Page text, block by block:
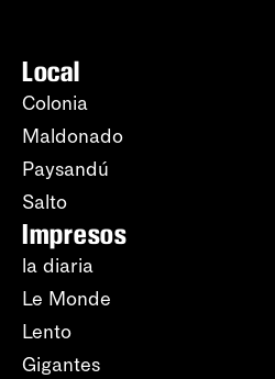
Local
Colonia
Maldonado
Paysandú
Salto
Impresos
la diaria
Le Monde
Lento
Gigantes